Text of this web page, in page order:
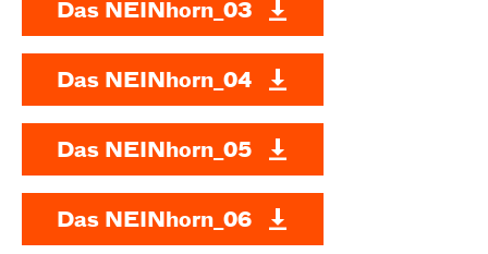
Das NEINhorn_03
Das NEINhorn_04
Das NEINhorn_05
Das NEINhorn_06